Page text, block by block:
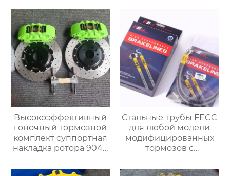
Высокоэффективный
гоночный тормозной
комплект суппортная
накладка ротора 9040
Подходит для BMW,
Стальные трубы FECC
для любой модели
модифицированных
тормозов с
трубок, модернизация